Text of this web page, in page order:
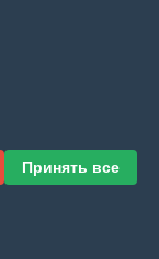
Принять все